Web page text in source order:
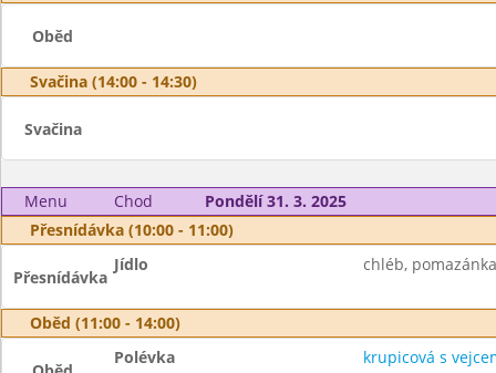
Oběd
Svačina (14:00 - 14:30)
Svačina
Menu Chod
Pondělí 31. 3. 2025
Přesnídávka (10:00 - 11:00)
Přesnídávka
Jídlo chléb,
Oběd (11:00 - 14:00)
Polévka
krupicová s